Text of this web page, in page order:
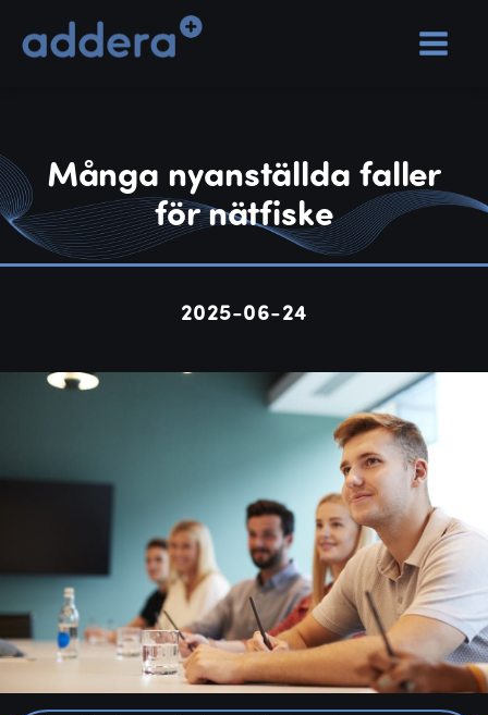
Många nyanställda faller
för nätfiske
2025-06-24